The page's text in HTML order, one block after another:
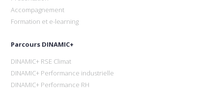
Accompagnement
Formation et e-learning
Parcours DINAMIC+
DINAMIC+ RSE Climat
DINAMIC+ Performance industrielle
DINAMIC+ Performance RH